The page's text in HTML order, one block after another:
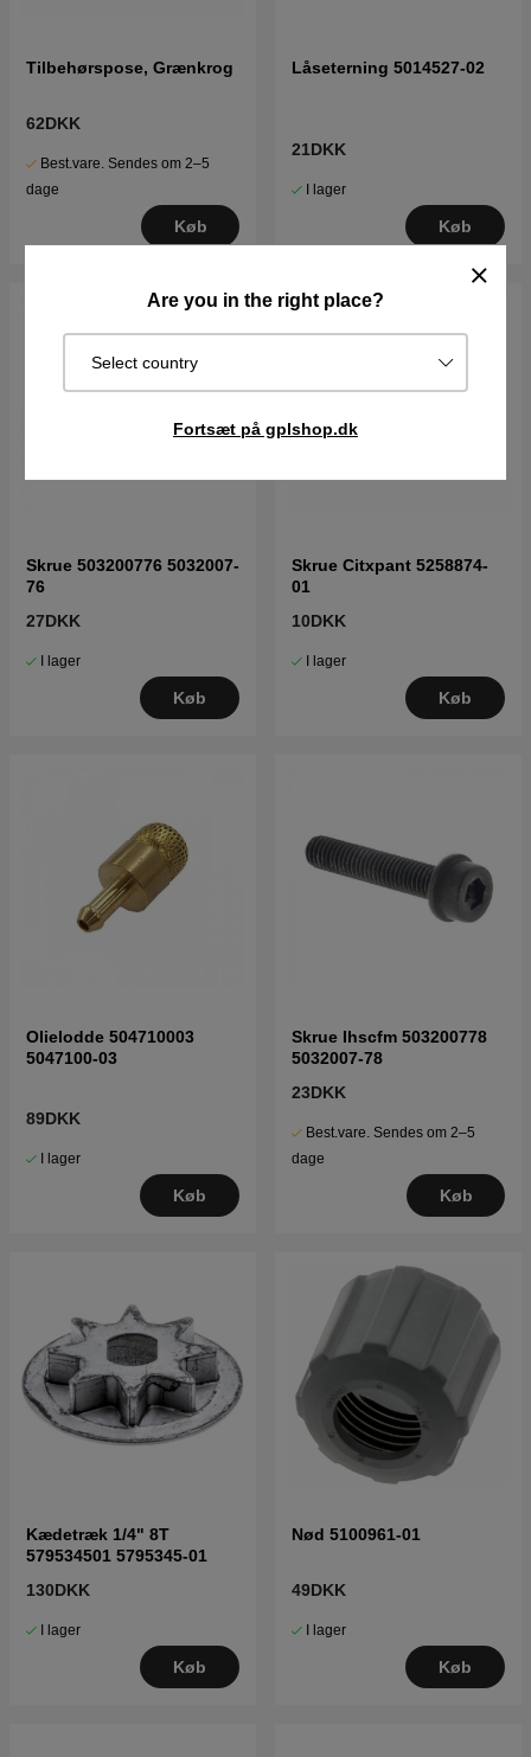
Are you in the right place?
Select country
Fortsæt på gplshop.dk
Tilbehørspose, Grænkrog
62DKK
Best.vare. Sendes om 2–5
dage
Køb
Låseterning 5014527-02
21DKK
I lager
Køb
Skrue 503200776 5032007-
76
27DKK
I lager
Køb
Skrue Citxpant 5258874-
01
10DKK
I lager
Køb
Olielodde 504710003
5047100-03
89DKK
I lager
Køb
Skrue Ihscfm 503200778
5032007-78
23DKK
Best.vare. Sendes om 2–5
dage
Køb
Kædetræk 1/4" 8T
579534501 5795345-01
130DKK
I lager
Køb
Nød 5100961-01
49DKK
I lager
Køb